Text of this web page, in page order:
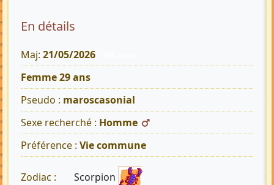
En détails
Maj: 21/05/2026
Femme 29 ans
Pseudo : maroscasonial
Sexe recherché : Homme
Préférence : Vie commune
Zodiac : Scorpion